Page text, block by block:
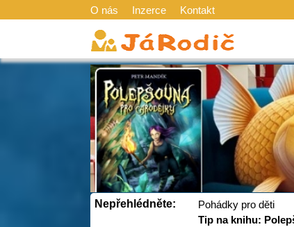
O nás Inzerce Kontakt
Nepřehlédněte:
Pohádky pro děti
Tip na knihu: